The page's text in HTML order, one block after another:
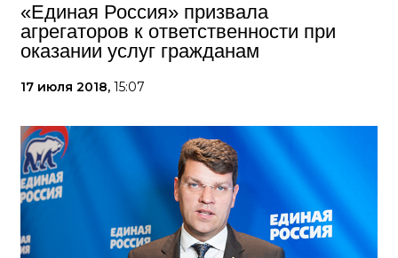
«Единая Россия» призвала
агрегаторов к ответственности при
оказании услуг гражданам
17 июля 2018, 15:07